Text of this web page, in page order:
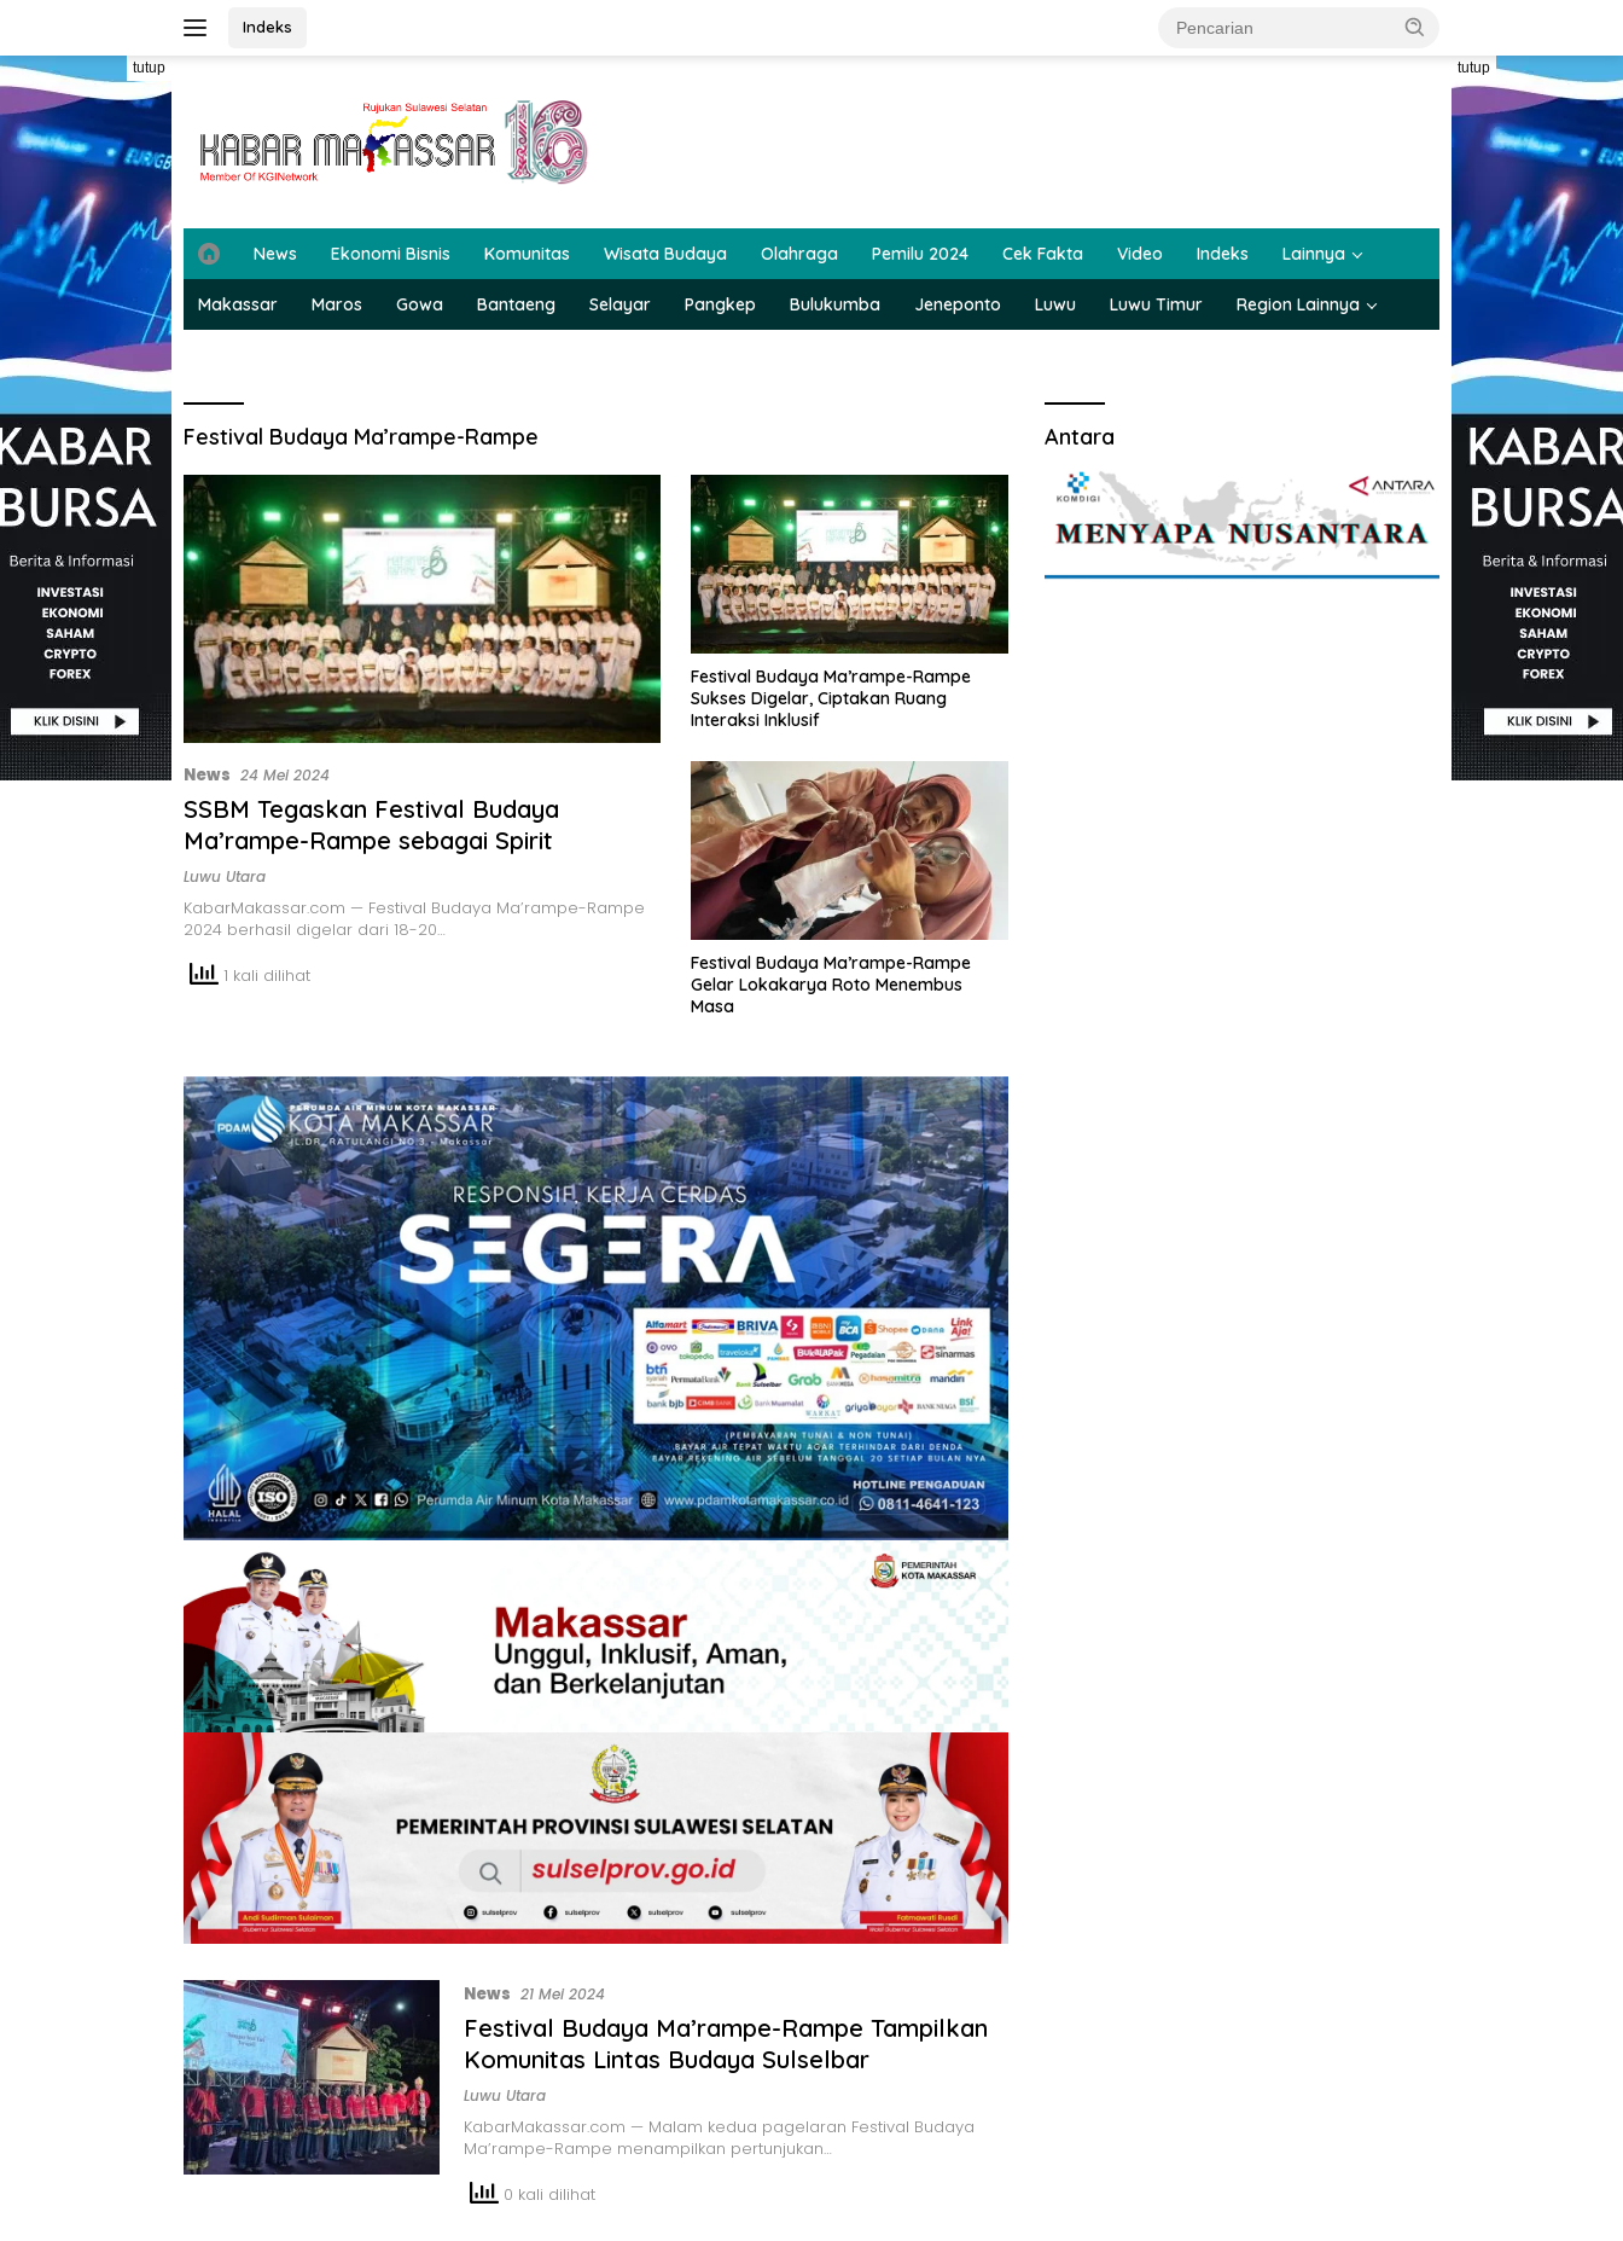
konten
Indeks
tutup tutup
H
o
m
e
News Ekonomi Bisnis Komunitas Wisata Budaya Olahraga Pemilu 2024 Cek Fakta Video Indeks Lainnya
Makassar Maros Gowa Bantaeng Selayar Pangkep Bulukumba Jeneponto Luwu Luwu Timur Region Lainnya
Festival Budaya Ma’rampe-Rampe
News 24 Mei 2024
SSBM Tegaskan Festival Budaya
Ma’rampe-Rampe sebagai Spirit
Luwu Utara
KabarMakassar.com — Festival Budaya Ma’rampe-Rampe
2024 berhasil digelar dari 18-20…
1 kali dilihat
Festival Budaya Ma’rampe-Rampe
Sukses Digelar, Ciptakan Ruang
Interaksi Inklusif
Festival Budaya Ma’rampe-Rampe
Gelar Lokakarya Roto Menembus
Masa
News 21 Mei 2024
Festival Budaya Ma’rampe-Rampe Tampilkan
Komunitas Lintas Budaya Sulselbar
Luwu Utara
KabarMakassar.com — Malam kedua pagelaran Festival Budaya
Ma’rampe-Rampe menampilkan pertunjukan…
0 kali dilihat
Antara